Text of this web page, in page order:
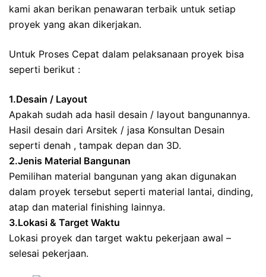
kami akan berikan penawaran terbaik untuk setiap
proyek yang akan dikerjakan.
Untuk Proses Cepat dalam pelaksanaan proyek bisa
seperti berikut :
1.Desain / Layout
Apakah sudah ada hasil desain / layout bangunannya.
Hasil desain dari Arsitek / jasa Konsultan Desain
seperti denah , tampak depan dan 3D.
2.Jenis Material Bangunan
Pemilihan material bangunan yang akan digunakan
dalam proyek tersebut seperti material lantai, dinding,
atap dan material finishing lainnya.
3.Lokasi & Target Waktu
Lokasi proyek dan target waktu pekerjaan awal –
selesai pekerjaan.